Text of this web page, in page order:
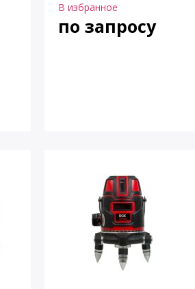
В избранное
по запросу